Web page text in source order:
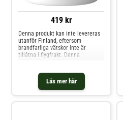
419 kr
Läs mer här
Denna produkt kan inte levereras
utanför Finland, eftersom
brandfarliga vätskor inte är
tillåtna i flygfrakt. Denna
förhållanden . - 80 ml
förpackningsstorlek - Pure Pro -